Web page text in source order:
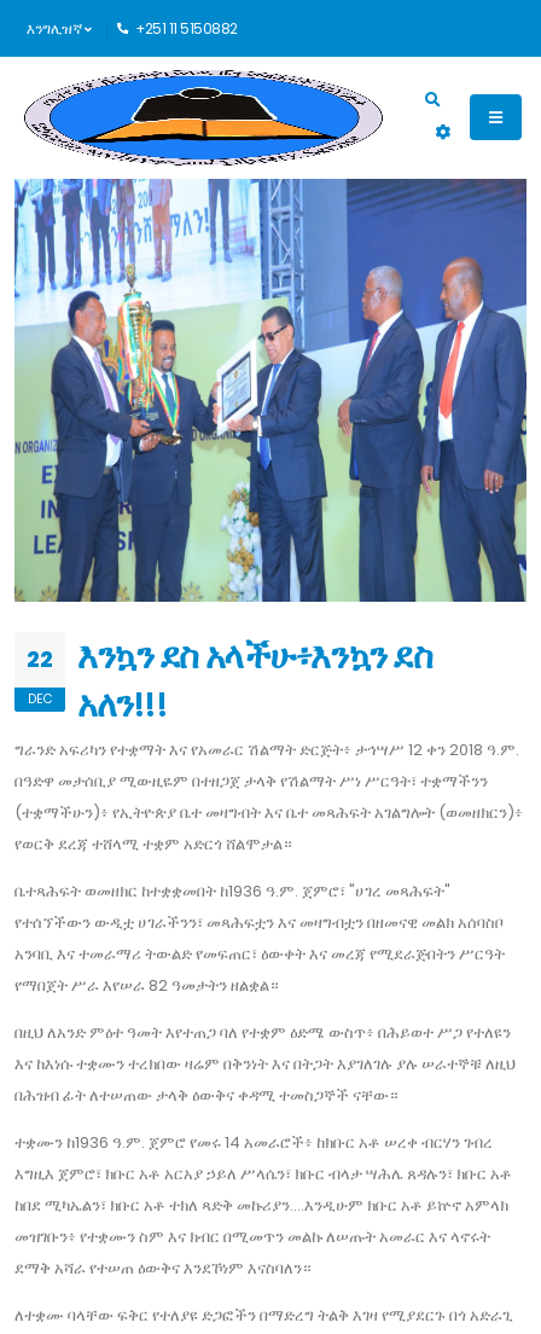
እንግሊዝኛ +251 11 5150882
22
DEC
እንኳን ደስ አላችሁ፥እንኳን ደስ
አለን!!!
ግራንድ አፍሪካን የተቋማት እና የአመራር ሽልማት ድርጅት፥ ታኅሣሥ 12 ቀን 2018 ዓ.ም.
በዓድዋ መታሰቢያ ሚውዚዬም በተዘጋጀ ታላቅ የሽልማት ሥነ ሥርዓት፣ ተቋማችንን
(ተቋማችሁን)፥ የኢትዮጵያ ቤተ መዛግብት እና ቤተ መጻሕፍት አገልግሎት (ወመዘክርን)፥
የወርቅ ደረጃ ተሸላሚ ተቋም አድርጎ ሸልሞታል።
ቤተጻሕፍት ወመዘክር ከተቋቋመበት ከ1936 ዓ.ም. ጀምሮ፣ "ሀገረ መጻሕፍት"
የተሰኘችውን ውዲቷ ሀገራችንን፣ መጻሕፍቷን እና መዛግብቷን በዘመናዊ መልክ አሰባስቦ
አንባቢ እና ተመራማሪ ትውልድ የመፍጠር፣ ዕውቀት እና መረጃ የሚደራጅበትን ሥርዓት
የማበጀት ሥራ እየሠራ 82 ዓመታትን ዘልቋል።
በዚህ ለአንድ ምዕተ ዓመት እየተጠጋ ባለ የተቋም ዕድሜ ውስጥ፥ በሕይወተ ሥጋ የተለዩን
እና ከእነሱ ተቋሙን ተረክበው ዛሬም በቅንነት እና በትጋት እያገለገሉ ያሉ ሠራተኞቹ ለዚህ
በሕዝብ ፊት ለተሠጠው ታላቅ ዕውቅና ቀዳሚ ተመስጋኞች ናቸው።
ተቋሙን ከ1936 ዓ.ም. ጀምሮ የመሩ 14 አመራሮች፥ ከክቡር አቶ ሠረቀ ብርሃን ገብረ
እግዚእ ጀምሮ፣ ክቡር አቶ አርአያ ኃይለ ሥላሴን፣ ክቡር ብላታ ሣሕሌ ጸዳሉን፣ ክቡር አቶ
ከበደ ሚካኤልን፣ ክቡር አቶ ተክለ ጻድቅ መኩሪያን....እንዲሁም ክቡር አቶ ይኵኖ አምላክ
መዝገቡን፥ የተቋሙን ስም እና ክብር በሚመጥን መልኩ ለሠጡት አመራር እና ላኖሩት
ደማቅ አሻራ የተሠጠ ዕውቅና እንደኾነም እናስባለን።
ለተቋሙ ባላቸው ፍቅር የተለያዩ ድጋፎችን በማድረግ ትልቅ እገዛ የሚያደርጉ በጎ አድራጊ